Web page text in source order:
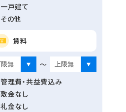
一戸建て
その他
賃料
～
管理費・共益費込み
敷金なし
礼金なし